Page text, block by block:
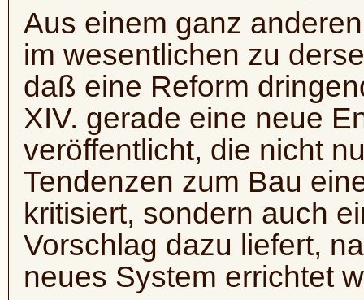
Aus einem ganz
im wesentlichen zu
daß eine Reform
XIV. gerade eine neue
veröffentlicht, die nicht
Tendenzen zum Bau
kritisiert, sondern auch
Vorschlag dazu liefert,
neues System errichtet